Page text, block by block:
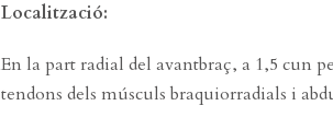
Localització:
En la part radial del avantbraç, a 1,5 cun
tendons dels músculs braquiorradials i